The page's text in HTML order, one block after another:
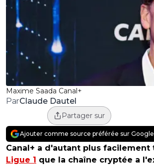
Maxime Saada Canal+
ParClaude Dautel
Partager sur
Ajouter comme source préférée sur Google
Canal+ a d'autant plus facilement
Ligue 1 que la chaîne cryptée a